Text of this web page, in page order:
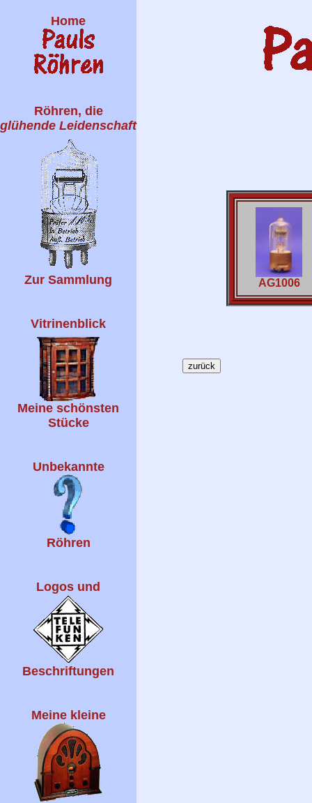
Home
Röhren, die
glühende Leidenschaft
Zur Sammlung
Vitrinenblick
Meine schönsten
Stücke
Unbekannte
Röhren
Logos und
Beschriftungen
Meine kleine
AG1006